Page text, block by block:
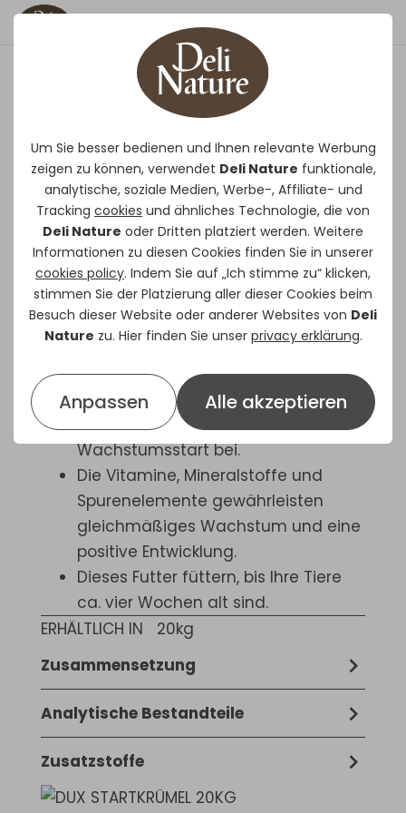
Um Sie besser bedienen und Ihnen relevante Werbung
zeigen zu können, verwendet Deli Nature funktionale,
analytische, soziale Medien, Werbe-, Affiliate- und
Tracking cookies und ähnliches Technologie, die von
Deli Nature oder Dritten platziert werden. Weitere
Informationen zu diesen Cookies finden Sie in unserer
cookies policy. Indem Sie auf „Ich stimme zu“ klicken,
stimmen Sie der Platzierung aller dieser Cookies beim
Besuch dieser Website oder anderer Websites von Deli
Nature zu. Hier finden Sie unser privacy erklärung.
Anpassen Alle akzeptieren
DuX Startkrümel
Aufgrund seiner Krümelform das
ideale Startfutter für alle
Wassergeflügelsorten.
DuX Startkrümel empfiehlt sich eher
als Mehl, weil der Einsatz von Mehl
dazu führen kann, dass die Federn
um Schnabel und Augen schnell
verkleben, was sogar tödlich enden
Dieses konzentrierte Futter ist reich
an Eiweißen und Energie und trägt
damit zu einem optimalen
Wachstumsstart bei.
Die Vitamine, Mineralstoffe und
Spurenelemente gewährleisten
gleichmäßiges Wachstum und eine
positive Entwicklung.
Dieses Futter füttern, bis Ihre Tiere
ca. vier Wochen alt sind.
ERHÄLTLICH IN
20kg
Zusammensetzung
Soja-Extraktionsschrot-futter, hergestellt
aus genetisch veranderten sojabohnen
- Mais (gentechnisch veränderter Mais)
- sojabohnen, getoastet, produziert aus
Analytische Bestandteile
Rohprotein 22 % - Rohfett 5 % -
Rohasche 9 % - Rohfaser 4 % - Lysin 1,5 %
- Methionin 0,62 % - Kalzium 1,1 % -
Zusatzstoffe
Technologische zusatzstoffe: E321 BHT